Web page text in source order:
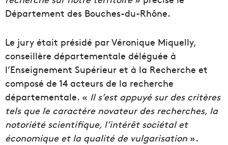
Département des Bouches-du-Rhône.
Le jury était présidé par Véronique Miquelly,
conseillère départementale déléguée à
l’Enseignement Supérieur et à la Recherche et
composé de 14 acteurs de la recherche
départementale. « Il s’est appuyé sur des critères
tels que le caractère novateur des recherches, la
notoriété scientifique, l’intérêt sociétal et
économique et la qualité de vulgarisation ».